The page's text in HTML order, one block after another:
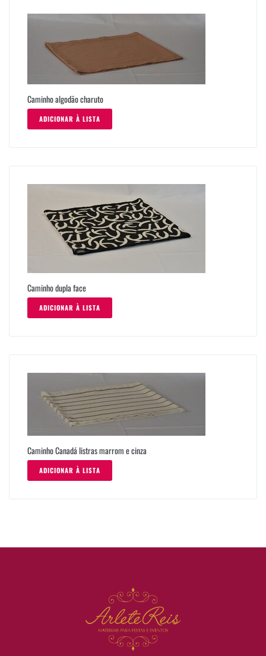
Caminho algodão charuto
ADICIONAR À LISTA
Caminho dupla face
ADICIONAR À LISTA
Caminho Canadá listras marrom e cinza
ADICIONAR À LISTA